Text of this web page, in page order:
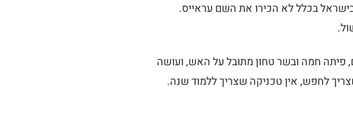
בכלל לא הכירו את השם עראייס.
פיתה חמה ובשר טחון מתובל על האש, ועושה
לחפש, אין טכניקה שצריך ללמוד שנה.